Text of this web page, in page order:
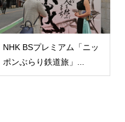
NHK BSプレミアム「ニッ
ポンぶらり鉄道旅」...